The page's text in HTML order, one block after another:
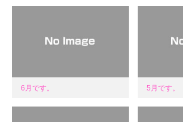
6月です。 5月です。